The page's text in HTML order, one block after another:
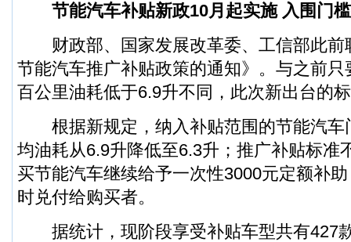
节能汽车补贴新政10月起实施 入围门
财政部、国家发展改革委、工信部此前
节能汽车推广补贴政策的通知》。与之前
百公里油耗低于6.9升不同，此次新出台的
根据新规定，纳入补贴范围的节能汽车
均油耗从6.9升降低至6.3升；推广补贴标准
买节能汽车继续给予一次性3000元定额补
时兑付给购买者。
据统计，现阶段享受补贴车型共有427